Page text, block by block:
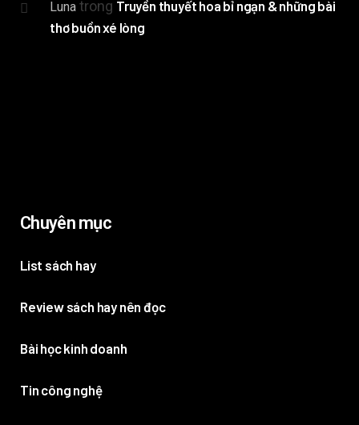
Luna trong Truyền thuyết hoa bỉ ngạn & những bài
thơ buồn xé lòng
Chuyên mục
List sách hay
Review sách hay nên đọc
Bài học kinh doanh
Tin công nghệ